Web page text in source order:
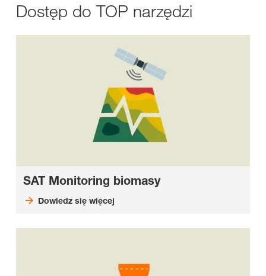
Dostęp do TOP narzędzi
SAT Monitoring biomasy
Dowiedz się więcej